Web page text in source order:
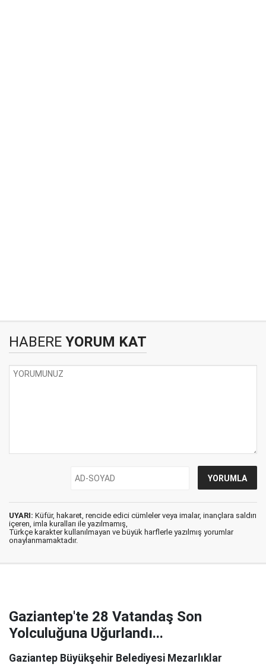
HABERE YORUM KAT
UYARI: Küfür, hakaret, rencide edici cümleler veya imalar, inançlara saldırı
içeren, imla kuralları ile yazılmamış,
Türkçe karakter kullanılmayan ve büyük harflerle yazılmış yorumlar
onaylanmamaktadır.
Gaziantep'te 28 Vatandaş Son
Yolculuğuna Uğurlandı...
Gaziantep Büyükşehir Belediyesi Mezarlıklar